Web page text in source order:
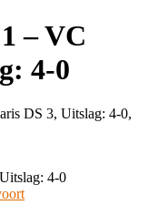
– VC
4-0
DS 3, Uitslag: 4-0,
4-0